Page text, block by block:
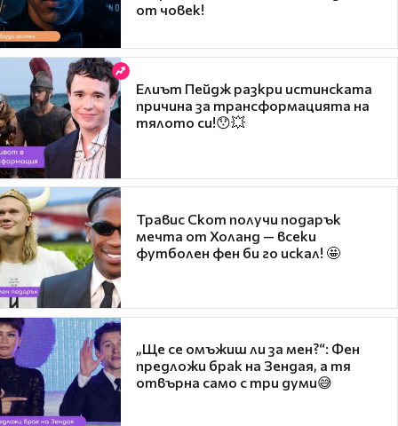
от човек!
Елиът Пейдж разкри истинската
причина за трансформацията на
тялото си!😯💥
Травис Скот получи подарък
мечта от Холанд — всеки
футболен фен би го искал! 🤩
„Ще се омъжиш ли за мен?“: Фен
предложи брак на Зендая, а тя
отвърна само с три думи😅